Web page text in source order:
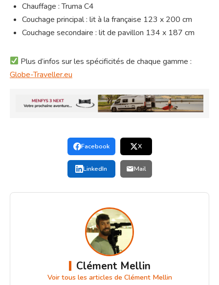
Chauffage : Truma C4
Couchage principal : lit à la française 123 x 200 cm
Couchage secondaire : lit de pavillon 134 x 187 cm
Plus d’infos sur les spécificités de chaque gamme :
Globe-Traveller.eu
Facebook X
LinkedIn Mail
Clément Mellin
Voir tous les articles de Clément Mellin